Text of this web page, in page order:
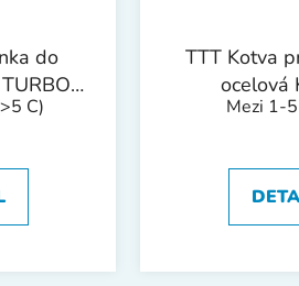
do
C)
TTT Kotva
ocelová
M8x165mm
Mezi 1-5